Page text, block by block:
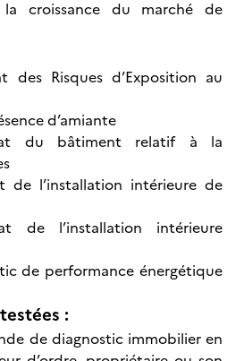
croissance du marché de
des Risques d’Exposition au
d’amiante
du bâtiment relatif à la
de l’installation intérieure de
de l’installation intérieure
de performance énergétique
:
de diagnostic immobilier en